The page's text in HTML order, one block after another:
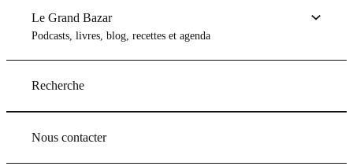
Le Grand Bazar
Podcasts, livres, blog, recettes et agenda
Recherche
Nous contacter